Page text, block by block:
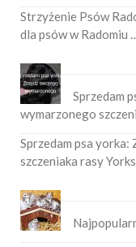
Strzyżenie Psów
dla psów w Radomiu
Sprzedam
wymarzonego
Sprzedam psa
szczeniaka rasy